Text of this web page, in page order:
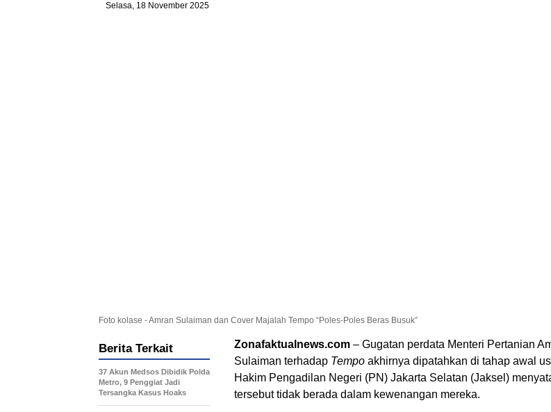
Selasa, 18 November 2025
Foto kolase - Amran Sulaiman dan Cover Majalah Tempo “Poles-Poles Beras Busuk”
Zonafaktualnews.com – Gugatan perdata Menteri Pertanian
Sulaiman terhadap Tempo akhirnya dipatahkan di tahap awal
Hakim Pengadilan Negeri (PN) Jakarta Selatan (Jaksel)
tersebut tidak berada dalam kewenangan mereka.
Berita Terkait
37 Akun Medsos Dibidik Polda
Metro, 9 Penggiat Jadi
Tersangka Kasus Hoaks